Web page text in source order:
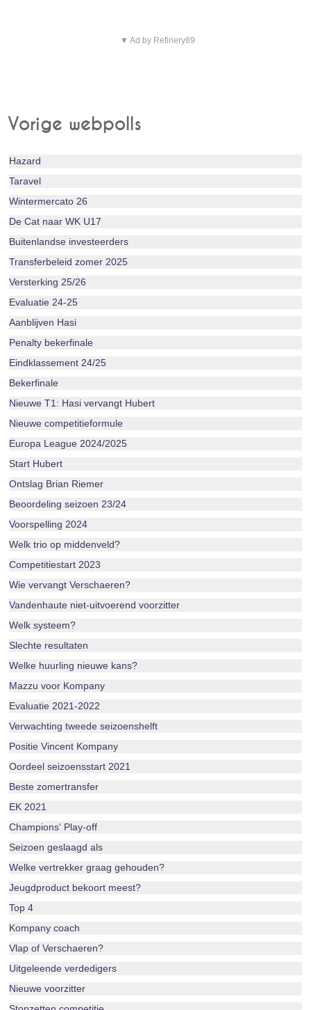
▼ Ad by Refinery89
Vorige webpolls
Hazard
Taravel
Wintermercato 26
De Cat naar WK U17
Buitenlandse investeerders
Transferbeleid zomer 2025
Versterking 25/26
Evaluatie 24-25
Aanblijven Hasi
Penalty bekerfinale
Eindklassement 24/25
Bekerfinale
Nieuwe T1: Hasi vervangt Hubert
Nieuwe competitieformule
Europa League 2024/2025
Start Hubert
Ontslag Brian Riemer
Beoordeling seizoen 23/24
Voorspelling 2024
Welk trio op middenveld?
Competitiestart 2023
Wie vervangt Verschaeren?
Vandenhaute niet-uitvoerend voorzitter
Welk systeem?
Slechte resultaten
Welke huurling nieuwe kans?
Mazzu voor Kompany
Evaluatie 2021-2022
Verwachting tweede seizoenshelft
Positie Vincent Kompany
Oordeel seizoensstart 2021
Beste zomertransfer
EK 2021
Champions' Play-off
Seizoen geslaagd als
Welke vertrekker graag gehouden?
Jeugdproduct bekoort meest?
Top 4
Kompany coach
Vlap of Verschaeren?
Uitgeleende verdedigers
Nieuwe voorzitter